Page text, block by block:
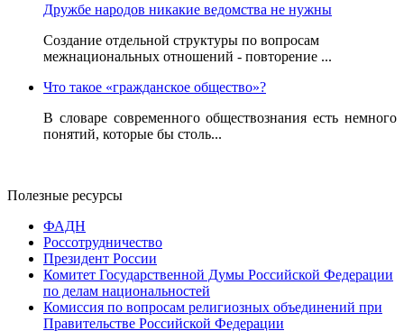
Дружбе народов никакие ведомства не нужны
Создание отдельной структуры по вопросам
межнациональных отношений - повторение ...
Что такое «гражданское общество»?
В словаре современного обществознания есть немного
понятий, которые бы столь...
Полезные ресурсы
ФАДН
Россотрудничество
Президент России
Комитет Государственной Думы Российской Федерации
по делам национальностей
Комиссия по вопросам религиозных объединений при
Правительстве Российской Федерации